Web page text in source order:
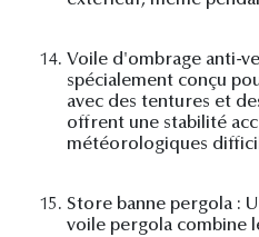
14. Voile d'ombrage anti-
spécialement conçu
avec des tentures et
offrent une stabilité
météorologiques
15. Store banne pergola :
voile pergola combine